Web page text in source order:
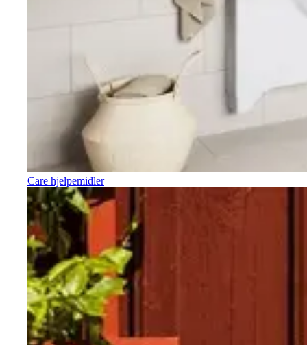
Care hjelpemidler